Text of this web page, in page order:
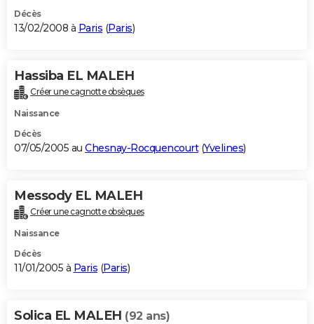
Décès
13/02/2008 à Paris (Paris)
Hassiba EL MALEH
Créer une cagnotte obsèques
Naissance
Décès
07/05/2005 au Chesnay-Rocquencourt(Yvelines)
Messody EL MALEH
Créer une cagnotte obsèques
Naissance
Décès
11/01/2005 à Paris (Paris)
Solica EL MALEH (92 ans)